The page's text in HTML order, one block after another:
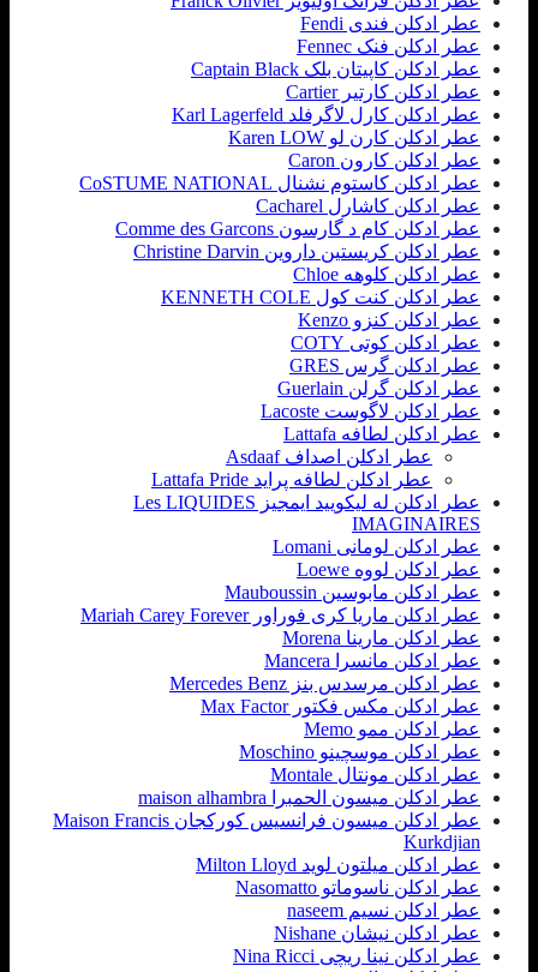
عطر ادکلن فندی Fendi
عطر ادکلن فنک Fennec
عطر ادکلن کاپیتان بلک Captain Black
عطر ادکلن کارتیر Cartier
عطر ادکلن کارل لاگرفلد Karl Lagerfeld
عطر ادکلن کارن لو Karen LOW
عطر ادکلن کارون Caron
عطر ادکلن کاستوم نشنال CoSTUME NATIONAL
عطر ادکلن کاشارل Cacharel
عطر ادکلن کام د گارسون Comme des Garcons
عطر ادکلن کریستین داروین Christine Darvin
عطر ادکلن کلوهه Chloe
عطر ادکلن کنت کول KENNETH COLE
عطر ادکلن کنزو Kenzo
عطر ادکلن کوتی COTY
عطر ادکلن گرس GRES
عطر ادکلن گرلن Guerlain
عطر ادکلن لاگوست Lacoste
عطر ادکلن لطافه Lattafa
عطر ادکلن اصداف Asdaaf
عطر ادکلن لطافه پراید Lattafa Pride
عطر ادکلن له لیکویید ایمجیز Les LIQUIDES
IMAGINAIRES
عطر ادکلن لومانی Lomani
عطر ادکلن لووه Loewe
عطر ادکلن مابوسین Mauboussin
عطر ادکلن ماریا کری فوراور Mariah Carey Forever
عطر ادکلن مارینا Morena
عطر ادکلن مانسرا Mancera
عطر ادکلن مرسدس بنز Mercedes Benz
عطر ادکلن مکس فکتور Max Factor
عطر ادکلن ممو Memo
عطر ادکلن موسچینو Moschino
عطر ادکلن مونتال Montale
عطر ادکلن میسون الحمبرا maison alhambra
عطر ادکلن میسون فرانسیس کورکجان Maison Francis
Kurkdjian
عطر ادکلن میلتون لوید Milton Lloyd
عطر ادکلن ناسوماتو Nasomatto
عطر ادکلن نسیم naseem
عطر ادکلن نیشان Nishane
عطر ادکلن نینا ریچی Nina Ricci